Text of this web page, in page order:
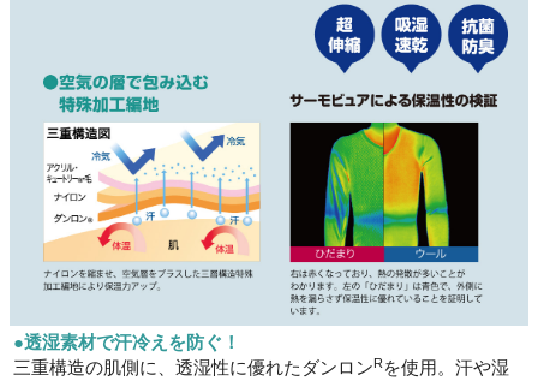
●透湿素材で汗冷えを防ぐ！
三重構造の肌側に、透湿性に優れたダンロンR を使用。汗や湿